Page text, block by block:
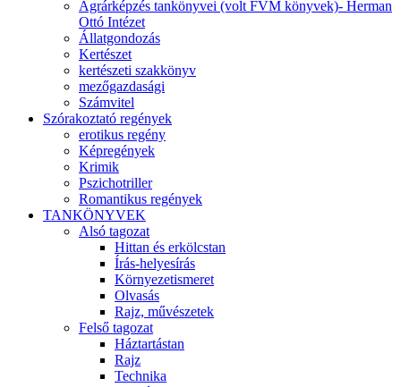
Agrárképzés tankönyvei (volt FVM könyvek)- Herman
Ottó Intézet
Állatgondozás
Kertészet
kertészeti szakkönyv
mezőgazdasági
Számvitel
Szórakoztató regények
erotikus regény
Képregények
Krimik
Pszichotriller
Romantikus regények
TANKÖNYVEK
Alsó tagozat
Hittan és erkölcstan
Írás-helyesírás
Környezetismeret
Olvasás
Rajz, művészetek
Felső tagozat
Háztartástan
Rajz
Technika